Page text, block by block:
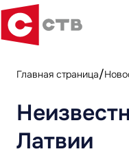
Главная страница
Латвии